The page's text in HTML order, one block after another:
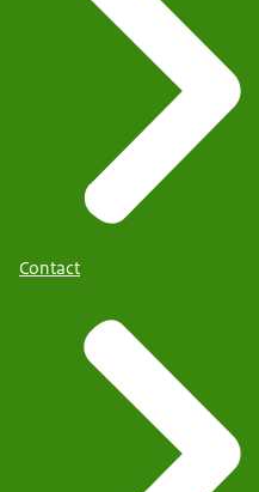
Contact